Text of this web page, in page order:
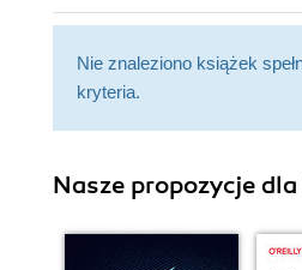
Nie znaleziono książek
kryteria.
Nasze propozycje